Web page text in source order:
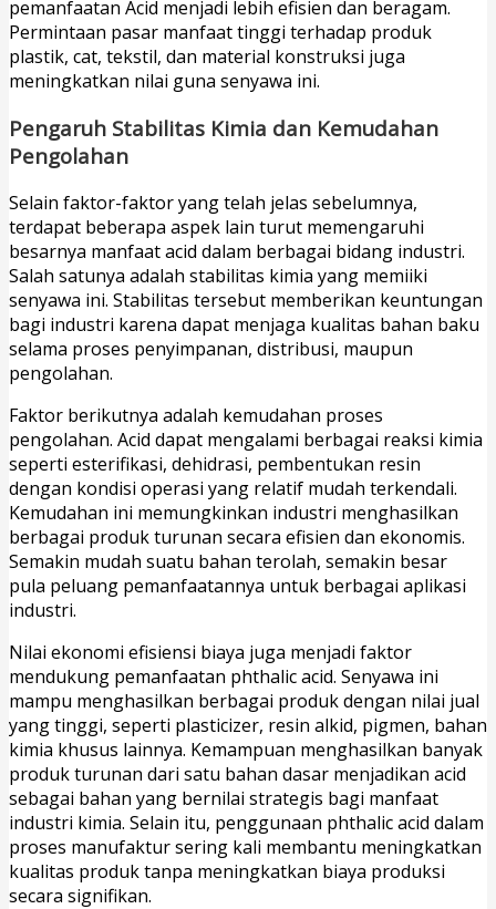
pemanfaatan Acid menjadi lebih efisien dan beragam.
Permintaan pasar manfaat tinggi terhadap produk
plastik, cat, tekstil, dan material konstruksi juga
meningkatkan nilai guna senyawa ini.
Pengaruh Stabilitas Kimia dan Kemudahan
Pengolahan
Selain faktor-faktor yang telah jelas sebelumnya,
terdapat beberapa aspek lain turut memengaruhi
besarnya manfaat acid dalam berbagai bidang industri.
Salah satunya adalah stabilitas kimia yang memiiki
senyawa ini. Stabilitas tersebut memberikan keuntungan
bagi industri karena dapat menjaga kualitas bahan baku
selama proses penyimpanan, distribusi, maupun
pengolahan.
Faktor berikutnya adalah kemudahan proses
pengolahan. Acid dapat mengalami berbagai reaksi kimia
seperti esterifikasi, dehidrasi, pembentukan resin
dengan kondisi operasi yang relatif mudah terkendali.
Kemudahan ini memungkinkan industri menghasilkan
berbagai produk turunan secara efisien dan ekonomis.
Semakin mudah suatu bahan terolah, semakin besar
pula peluang pemanfaatannya untuk berbagai aplikasi
industri.
Nilai ekonomi efisiensi biaya juga menjadi faktor
mendukung pemanfaatan phthalic acid. Senyawa ini
mampu menghasilkan berbagai produk dengan nilai jual
yang tinggi, seperti plasticizer, resin alkid, pigmen, bahan
kimia khusus lainnya. Kemampuan menghasilkan banyak
produk turunan dari satu bahan dasar menjadikan acid
sebagai bahan yang bernilai strategis bagi manfaat
industri kimia. Selain itu, penggunaan phthalic acid dalam
proses manufaktur sering kali membantu meningkatkan
kualitas produk tanpa meningkatkan biaya produksi
secara signifikan.